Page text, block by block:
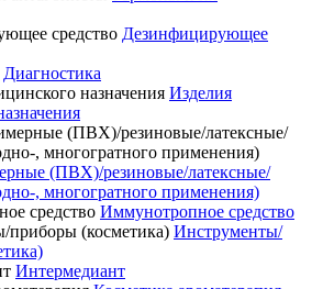
Дезинфицирующее
Диагностика
Изделия
(ПВХ)/резиновые/латексные/
, многогратного применения)
Иммунотропное средство
Инструменты/
Интермедиант